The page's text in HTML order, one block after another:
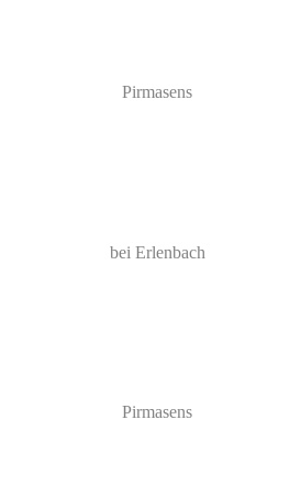
Pirmasens
bei Erlenbach
Pirmasens